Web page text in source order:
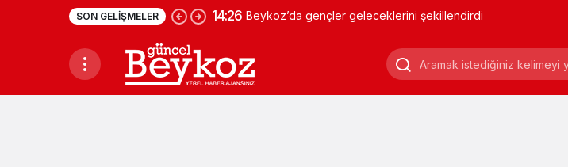
SON GELIŞMELER 14:26 Beykoz’da gençler geleceklerini şekillendirdi